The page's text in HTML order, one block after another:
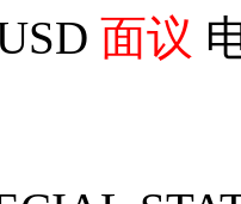
面议